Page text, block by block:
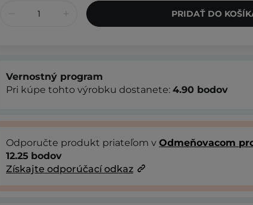
PRIDAŤ DO
Vernostný program
Pri kúpe tohto výrobku dostanete: 4.90 bodov
Odporučte produkt priateľom v Odmeňovacom
12.25 bodov
Získajte odporúčací odkaz